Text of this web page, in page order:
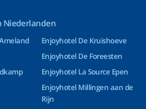
Niederlanden
Enjoyhotel De Kruishoeve
Enjoyhotel De Foreesten
Enjoyhotel La Source Epen
Enjoyhotel Millingen aan de
Rijn